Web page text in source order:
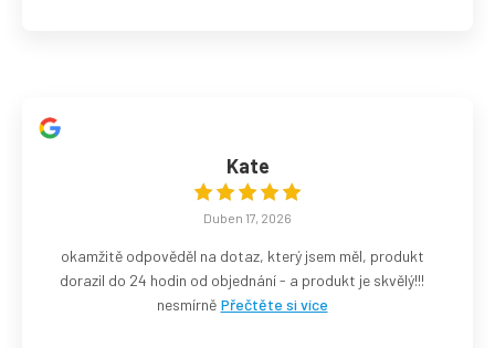
Kate
Duben 17, 2026
okamžitě odpověděl na dotaz, který jsem měl, produkt
dorazil do 24 hodin od objednání - a produkt je skvělý!!!
nesmírně Přečtěte si více